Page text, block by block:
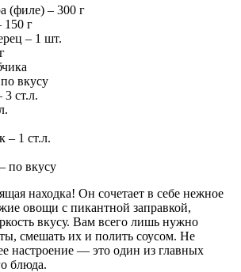
(филе) – 300 г
150 г
– 1 шт.
вкусу
ст.л.
– 1 ст.л.
по вкусу
находка! Он сочетает в себе нежное
овощи с пикантной заправкой,
вкусу. Вам всего лишь нужно
смешать их и полить соусом. Не
настроение — это один из главных
блюда.